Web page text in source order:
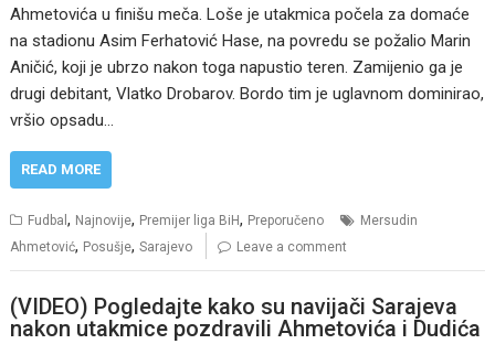
Ahmetovića u finišu meča. Loše je utakmica počela za domaće
na stadionu Asim Ferhatović Hase, na povredu se požalio Marin
Aničić, koji je ubrzo nakon toga napustio teren. Zamijenio ga je
drugi debitant, Vlatko Drobarov. Bordo tim je uglavnom dominirao,
vršio opsadu…
READ MORE
Fudbal, Najnovije, Premijer liga BiH, Preporučeno
Mersudin
Ahmetović, Posušje,Sarajevo Leave a comment
(VIDEO) Pogledajte kako su navijači Sarajeva
nakon utakmice pozdravili Ahmetovića i Dudića